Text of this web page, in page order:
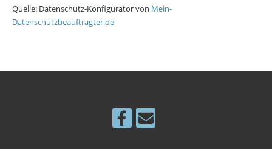
Quelle: Datenschutz-Konfigurator von Mein-
Datenschutzbeauftragter.de